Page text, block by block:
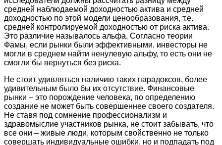
средней наблюдаемой доходностью актива и средней
доходностью по этой модели ценообразования, т.е.
средней контролируемой доходностью от риска актива.
Это различие называлось альфа. Согласно теории
Фамы, если рынки были эффективными, инвесторы не
могли в среднем найти ненулевую альфу, то есть они не
смогли бы вернуться без риска.
Не стоит удивляться наличию таких парадоксов, более
удивительным было бы их отсутствие. Финансовые
рынки – это порождение человека, по определению
создание не может быть совершеннее своего создателя.
Не ставя под сомнение профессионализм и
здравомыслие участников рынка, не стоит забывать, что
все они – живые люди, которым свойственно не только
совершать индивидуальные ошибки, но и подпадать под